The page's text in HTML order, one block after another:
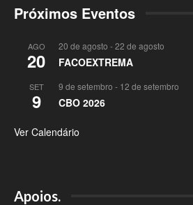
Próximos Eventos
AGO
20
20 de agosto -22 de agosto
FACOEXTREMA
SET
9
9 de setembro - 12 de setembro
CBO 2026
Ver Calendário
Apoios.